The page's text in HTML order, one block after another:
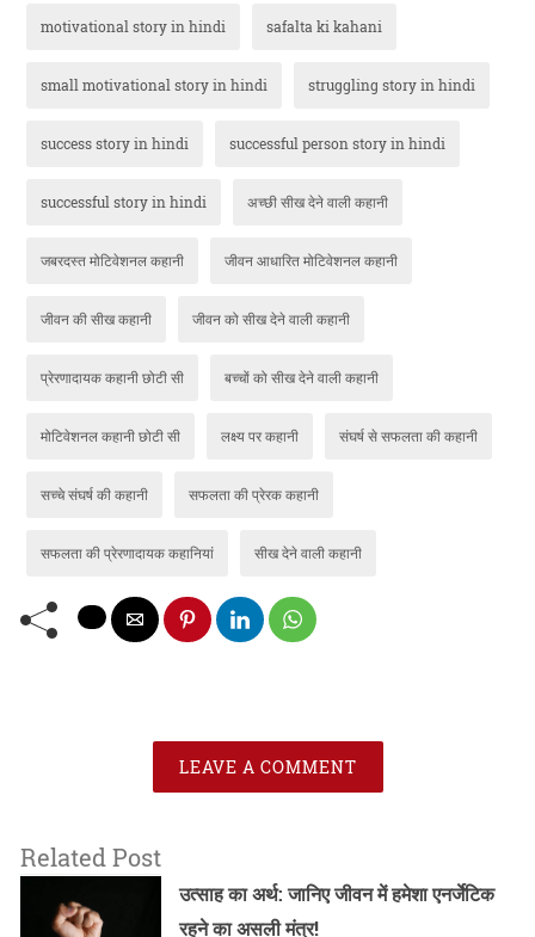
motivational story in hindi safalta ki kahani
small motivational story in hindi struggling story in hindi
success story in hindi successful person story in hindi
successful story in hindi अच्छी सीख देने वाली कहानी
जबरदस्त मोटिवेशनल कहानी जीवन आधारित मोटिवेशनल कहानी
जीवन की सीख कहानी जीवन को सीख देने वाली कहानी
प्रेरणादायक कहानी छोटी सी बच्चों को सीख देने वाली कहानी
मोटिवेशनल कहानी छोटी सी लक्ष्य पर कहानी संघर्ष से सफलता की कहानी
सच्चे संघर्ष की कहानी सफलता की प्रेरक कहानी
सफलता की प्रेरणादायक कहानियां सीख देने वाली कहानी
LEAVE A COMMENT
Related Post
उत्साह का अर्थ: जानिए जीवन में हमेशा एनर्जेटिक
रहने का असली मंत्र!